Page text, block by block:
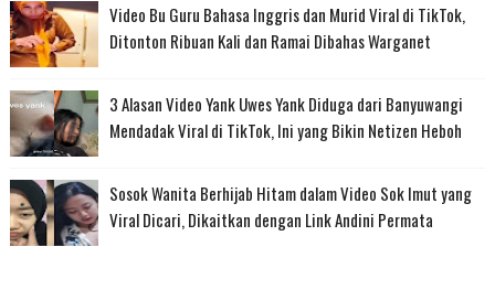
Video Bu Guru Bahasa Inggris dan Murid Viral di TikTok,
Ditonton Ribuan Kali dan Ramai Dibahas Warganet
3 Alasan Video Yank Uwes Yank Diduga dari Banyuwangi
Mendadak Viral di TikTok, Ini yang Bikin Netizen Heboh
Sosok Wanita Berhijab Hitam dalam Video Sok Imut yang
Viral Dicari, Dikaitkan dengan Link Andini Permata